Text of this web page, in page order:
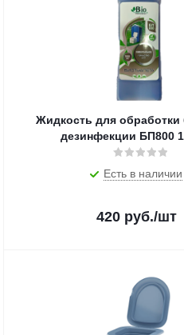
Жидкость для обработки
дезинфекции БП800
Есть в наличии
420 руб./шт